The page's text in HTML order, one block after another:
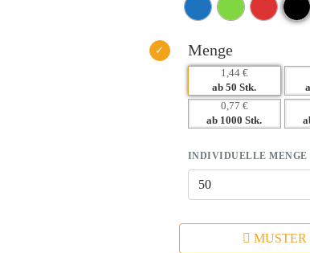
– Flexibilität in der
Menge
1,44 €
ab 50 Stk.
0,77 €
ab 1000 Stk.
INDIVIDUELLE MENGE
MUSTER